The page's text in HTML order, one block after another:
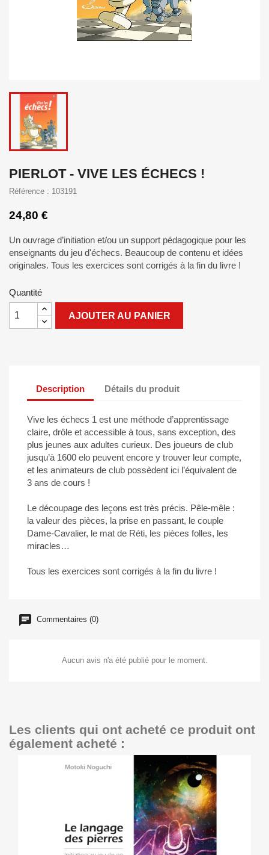
PIERLOT - VIVE LES ÉCHECS !
Référence : 103191
24,80 €
Un ouvrage d’initiation et/ou un support pédagogique pour les
enseignants du jeu d'échecs. Beaucoup de contenu et idées
originales. Tous les exercices sont corrigés à la fin du livre !
Quantité
AJOUTER AU PANIER
Description Détails du produit
Vive les échecs 1 est une méthode d’apprentissage
claire, drôle et accessible à tous, sans exception, des
plus jeunes aux adultes curieux. Des joueurs de club
jusqu’à 1600 elo peuvent encore y trouver leur compte,
et les animateurs de club possèdent ici l’équivalent de
3 ans de cours !
Le découpage des leçons est très précis. Pêle-mêle :
la valeur des pièces, la prise en passant, le couple
Dame-Cavalier, le mat de Réti, les pièces folles, les
miracles…
Tous les exercices sont corrigés à la fin du livre !
Commentaires (0)
Aucun avis n'a été publié pour le moment.
Les clients qui ont acheté ce produit ont
également acheté :